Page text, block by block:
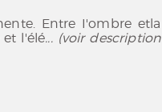
Entre I'ombre etla
l'élé... (voir description